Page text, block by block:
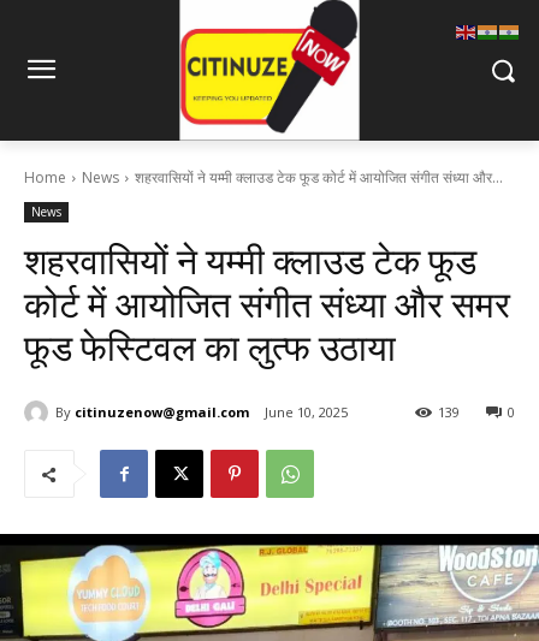
Home News शहरवासियों ने यम्मी क्लाउड टेक फूड कोर्ट में आयोजित संगीत संध्या और...
News
शहरवासियों ने यम्मी क्लाउड टेक फूड
कोर्ट में आयोजित संगीत संध्या और समर
फूड फेस्टिवल का लुत्फ उठाया
By citinuzenow@gmail.com June 10, 2025 0
139